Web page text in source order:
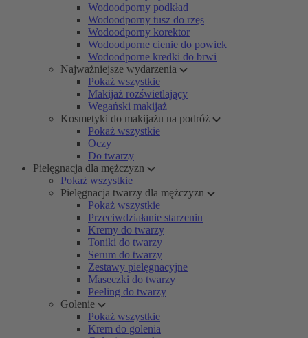
Wodoodporny podkład
Wodoodporny tusz do rzęs
Wodoodporny korektor
Wodoodporne cienie do powiek
Wodoodporne kredki do brwi
Najważniejsze wydarzenia
Pokaż wszystkie
Makijaż rozświetlający
Wegański makijaż
Kosmetyki do makijażu na podróż
Pokaż wszystkie
Oczy
Do twarzy
Pielęgnacja dla mężczyzn
Pokaż wszystkie
Pielęgnacja twarzy dla mężczyzn
Pokaż wszystkie
Przeciwdziałanie starzeniu
Kremy do twarzy
Toniki do twarzy
Serum do twarzy
Zestawy pielęgnacyjne
Maseczki do twarzy
Peeling do twarzy
Golenie
Pokaż wszystkie
Krem do golenia